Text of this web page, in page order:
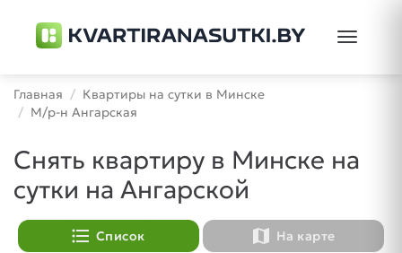
Toggle
Главная
Квартиры на сутки в Минске
М/р-н Ангарская
Снять квартиру в Минске на
сутки на Ангарской
format_list_bulleted Список map На карте